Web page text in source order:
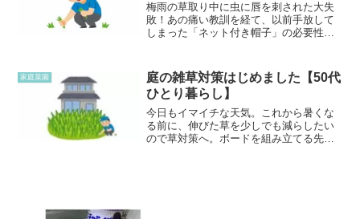
梅雨の草取り中に虫に唇を刺された大失
敗！あの痛い教訓を経て、以前手放して
しまった「ネット付き帽子」の必要性を
っているリベンジ帽子をご紹介します。
家庭菜園
庭の雑草対策はじめました【50代
ひとり暮らし】
今日もイマイチな天気。これから暑くな
る前に、伸びた草を少しでも減らしたい
ので草対策へ。ボードを組み立てる先日